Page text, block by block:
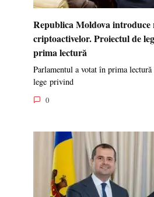
Republica Moldova
criptoactivelor. Proiectul de
prima lectură
Parlamentul a votat în prima
lege privind
0